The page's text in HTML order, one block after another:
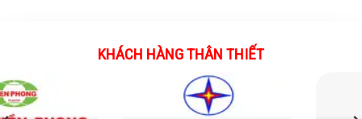
KHÁCH HÀNG THÂN THIẾT